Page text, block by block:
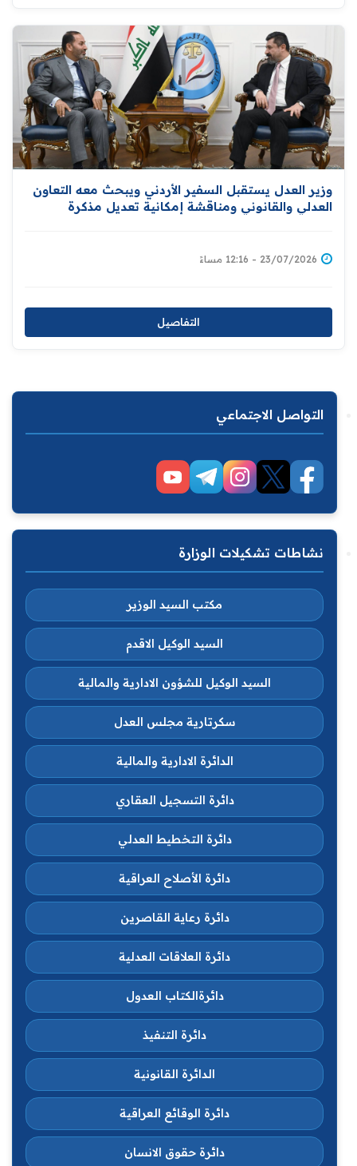
وزير العدل يستقبل السفير الأردني ويبحث معه التعاون
العدلي والقانوني ومناقشة إمكانية تعديل مذكرة
23/07/2026 - 12:16 مساءً
التفاصيل
التواصل الاجتماعي
نشاطات تشكيلات الوزارة
مكتب السيد الوزير
السيد الوكيل الاقدم
السيد الوكيل للشؤون الادارية والمالية
سكرتارية مجلس العدل
الدائرة الادارية والمالية
دائرة التسجيل العقاري
دائرة التخطيط العدلي
دائرة الأصلاح العراقية
دائرة رعاية القاصرين
دائرة العلاقات العدلية
دائرةالكتاب العدول
دائرة التنفيذ
الدائرة القانونية
دائرة الوقائع العراقية
دائرة حقوق الانسان